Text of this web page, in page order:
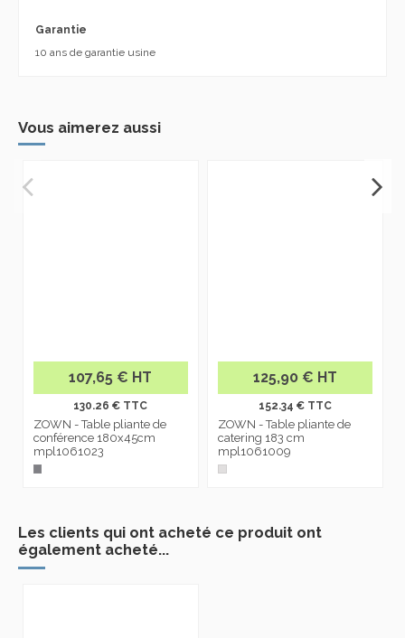
Garantie
10 ans de garantie usine
Vous aimerez aussi
107,65 € HT
130.26 € TTC
ZOWN - Table pliante de
conférence 180x45cm
mpl1061023
125,90 € HT
152.34 € TTC
ZOWN - Table pliante de
catering 183 cm
mpl1061009
Les clients qui ont acheté ce produit ont
également acheté...